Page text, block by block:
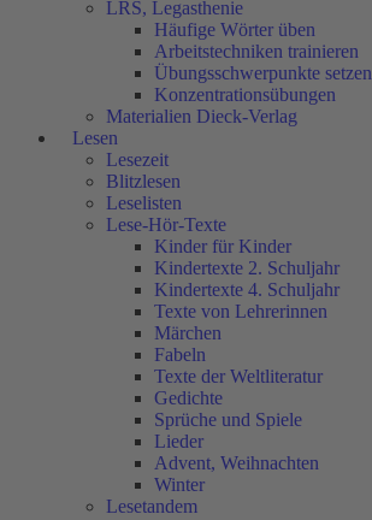
LRS, Legasthenie
Häufige Wörter üben
Arbeitstechniken trainieren
Übungsschwerpunkte setzen
Konzentrationsübungen
Materialien Dieck-Verlag
Lesen
Lesezeit
Blitzlesen
Leselisten
Lese-Hör-Texte
Kinder für Kinder
Kindertexte 2. Schuljahr
Kindertexte 4. Schuljahr
Texte von Lehrerinnen
Märchen
Fabeln
Texte der Weltliteratur
Gedichte
Sprüche und Spiele
Lieder
Advent, Weihnachten
Winter
Lesetandem